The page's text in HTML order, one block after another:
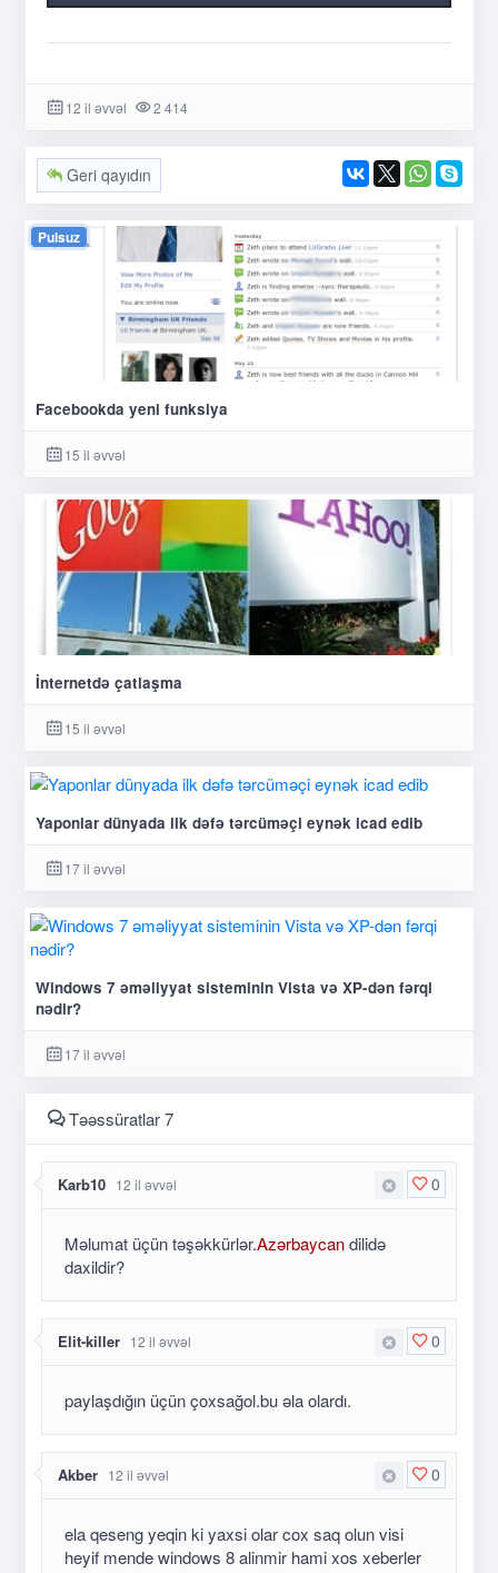
12 il əvvəl 2 414
Geri qayıdın
Pulsuz
Facebookda yeni funksiya
15 il əvvəl
İnternetdə çatlaşma
15 il əvvəl
Yaponlar dünyada ilk dəfə tərcüməçi eynək icad edib
17 il əvvəl
Windows 7 əməliyyat sisteminin Vista və XP-dən fərqi
nədir?
17 il əvvəl
Təəssüratlar 7
0
Karb10 12 il əvvəl
Məlumat üçün təşəkkürlər.Azərbaycandilidə
daxildir?
0
Elit-killer 12 il əvvəl
paylaşdığın üçün çoxsağol.bu əla olardı.
0
Akber 12 il əvvəl
ela qeseng yeqin ki yaxsi olar cox saq olun visi
heyif mende windows 8 alinmir hami xos xeberler